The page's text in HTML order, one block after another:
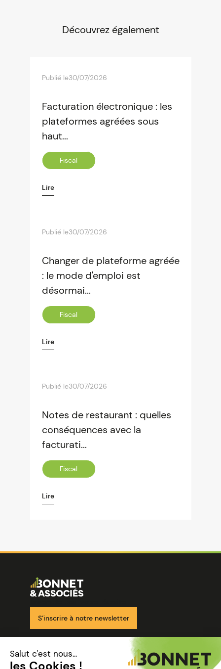
Découvrez également
Publié le30/07/2026
Facturation électronique : les
plateformes agréées sous
haut...
Fiscal
Lire
Publié le30/07/2026
Changer de plateforme agréée
: le mode d'emploi est
désormai...
Fiscal
Lire
Publié le30/07/2026
Notes de restaurant : quelles
conséquences avec la
facturati...
Fiscal
Lire
Image
S’inscrire à notre newsletter
Nos solutions